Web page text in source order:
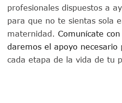
profesionales dispuestos a
para que no te sientas sola
maternidad. Comunícate
daremos el apoyo necesario
cada etapa de la vida de tu